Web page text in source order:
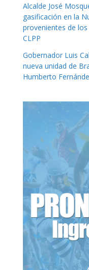
Alcalde José
gasificación en la
provenientes de
CLPP
Gobernador Luis
nueva unidad de
Humberto